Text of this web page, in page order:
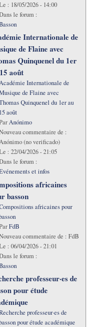
: 18/05/2026 - 14:00
le forum :
Internationale de
de Flaine avec
Quinquenel du 1er
août
Internationale de
de Flaine avec
Quinquenel du 1er au
15 août
Anónimo
commentaire de :
(no verificado)
: 22/04/2026 - 21:05
le forum :
et infos
africaines
basson
africaines pour
FdB
commentaire de : FdB
: 06/04/2026 - 21:01
le forum :
professeur·es de
pour étude
professeur·es de
pour étude académique